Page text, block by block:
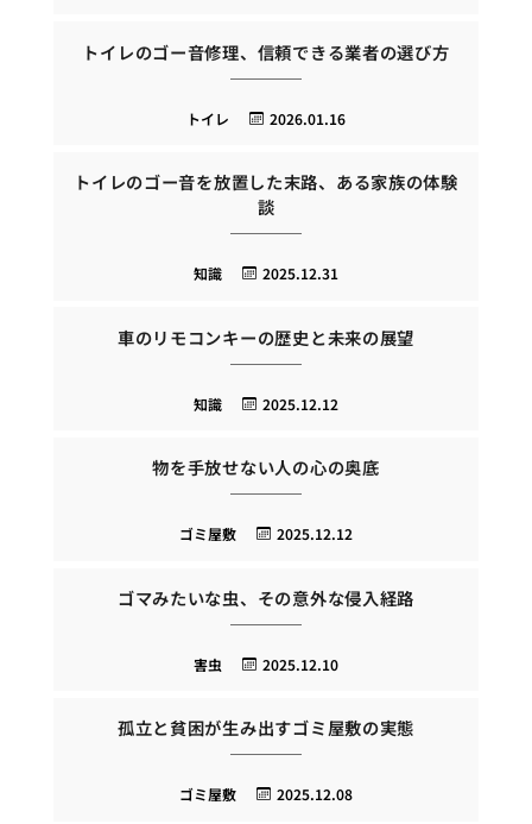
トイレのゴー音修理、信頼できる業者の選び方
2026.01.16
トイレ
トイレのゴー音を放置した末路、ある家族の体験
談
2025.12.31
知識
車のリモコンキーの歴史と未来の展望
2025.12.12
知識
物を手放せない人の心の奥底
2025.12.12
ゴミ屋敷
ゴマみたいな虫、その意外な侵入経路
2025.12.10
害虫
孤立と貧困が生み出すゴミ屋敷の実態
2025.12.08
ゴミ屋敷